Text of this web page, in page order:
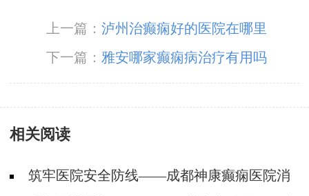
上一篇：泸州治癫痫好的医院在哪里
下一篇： 雅安哪家癫痫病治疗有用吗
相关阅读
筑牢医院安全防线——成都神康癫痫医院消